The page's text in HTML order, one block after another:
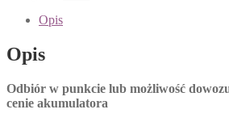
Opis
Opis
Odbiór w punkcie lub możliwość
cenie akumulatora